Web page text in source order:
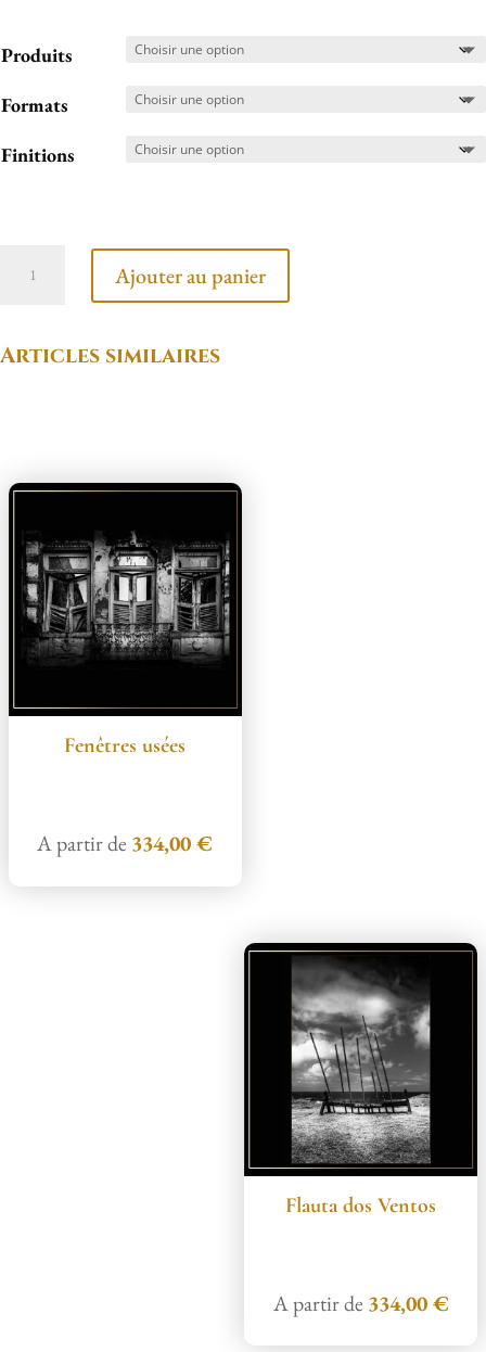
Produits
Formats
Finitions
penchée
Ajouter au panier
Articles similaires
Fenêtres usées
A partir de 334,00€
Flauta dos Ventos
A partir de 334,00€